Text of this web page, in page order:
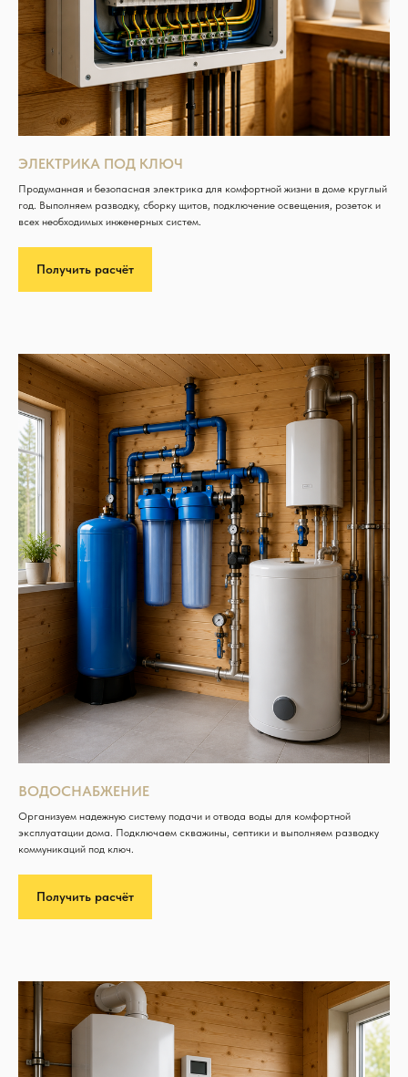
ЭЛЕКТРИКА ПОД КЛЮЧ
Продуманная и безопасная электрика для комфортной жизни в доме круглый
год. Выполняем разводку, сборку щитов, подключение освещения, розеток и
всех необходимых инженерных систем.
Получить расчёт
ВОДОСНАБЖЕНИЕ
Организуем надежную систему подачи и отвода воды для комфортной
эксплуатации дома. Подключаем скважины, септики и выполняем разводку
коммуникаций под ключ.
Получить расчёт